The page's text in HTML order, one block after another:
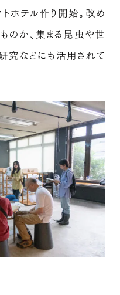
ホテル作り開始。改め
のか、集まる昆虫や世
究などにも活用されて